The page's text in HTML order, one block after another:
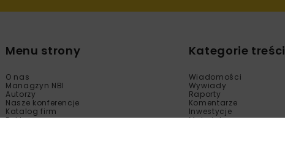
Menu strony
O nas
Managzyn NBI
Autorzy
Nasze konferencje
Katalog firm
Reklama
Kategorie treści
Wiadomości
Wywiady
Raporty
Komentarze
Inwestycje
Materiały